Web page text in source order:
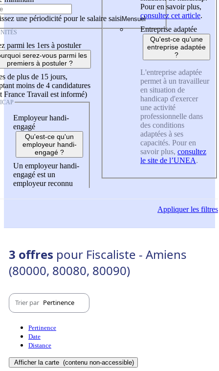
une périodicité pour le salaire saisi
parmi les 1ers à postuler
serez-vous parmi les
premiers à postuler ?
de plus de 15 jours,
moins de 4 candidatures
France Travail est informé)
Employeur handi-
engagé
Qu'est-ce qu'un
employeur handi-
engagé ?
Un employeur handi-
engagé est un
employeur reconnu
Pour en savoir plus,
consultez cet article.
Entreprise adaptée
Qu'est-ce qu'une
entreprise adaptée
?
L'entreprise adaptée
permet à un travailleur
en situation de
handicap d'exercer
une activité
professionnelle dans
des conditions
adaptées à ses
capacités. Pour en
savoir plus, consultez
le site de l’UNEA.
Appliquerles filtres
3 offres pour Fiscaliste - Amiens
(80000, 80080, 80090)
Trier par Pertinence
Pertinence
Date
Distance
Afficher la carte (contenu non-accessible)